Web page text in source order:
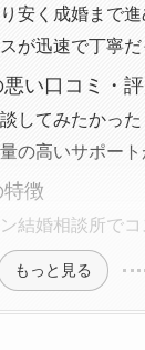
安く成婚まで進
が迅速で丁寧だ
い口コミ・評
してみたかった
の高いサポー
特徴
結婚相談所で
もっと見る